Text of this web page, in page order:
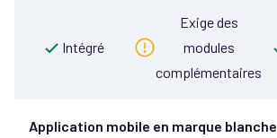
Intégré
Exige des
modules
complémentaires
Application mobile en marque blanche